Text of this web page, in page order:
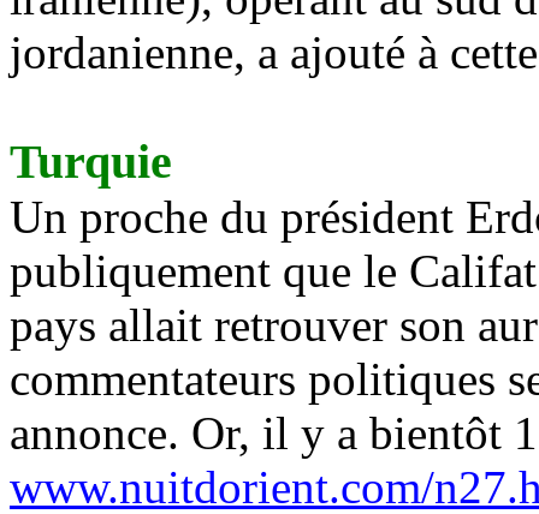
jordanienne, a ajouté à
Turquie
Un proche du président
publiquement que le
pays allait retrouver son
commentateurs politiques
annonce. Or, il y a bientôt
www.nuitdorient.com/